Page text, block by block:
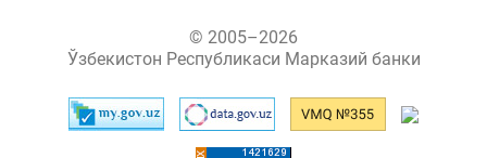
© 2005–2026
Ўзбекистон Республикаси Марказий банки